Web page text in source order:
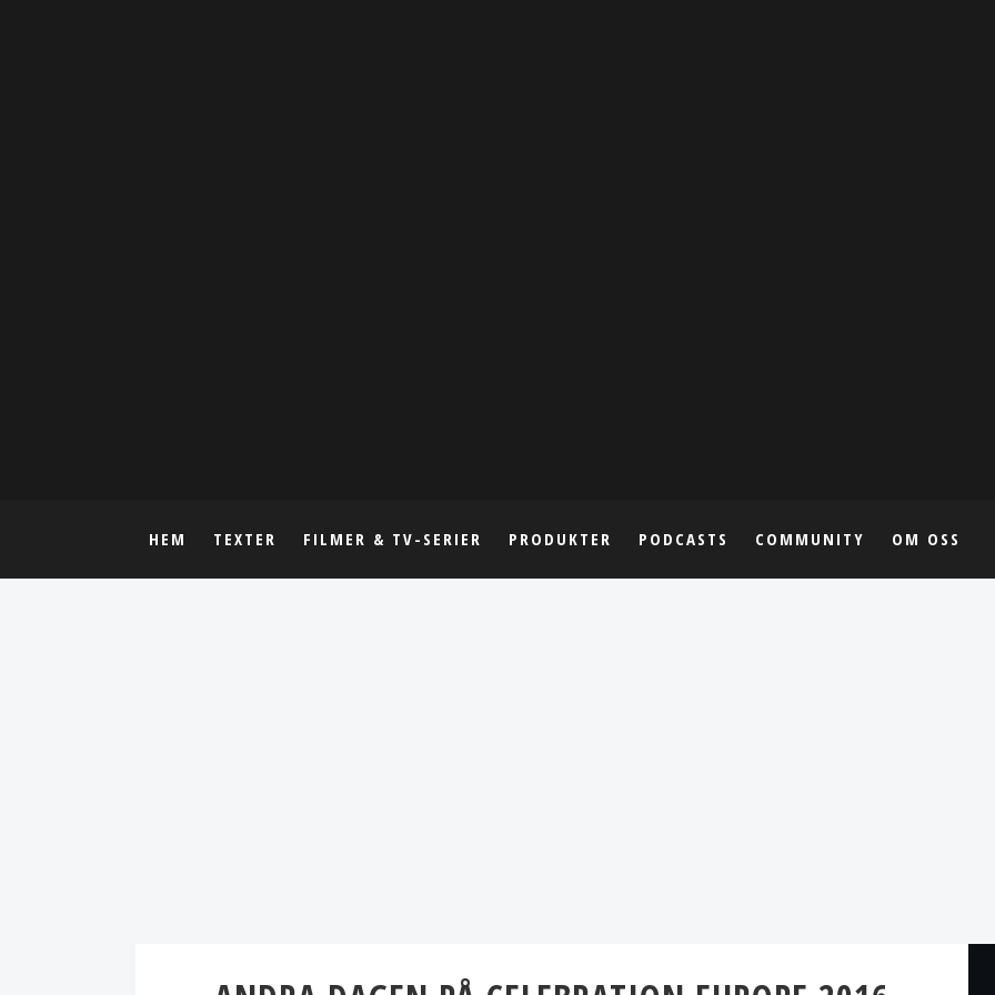
HEM TEXTER FILMER & TV-SERIER PRODUKTER PODCASTS COMMUNITY OM OSS